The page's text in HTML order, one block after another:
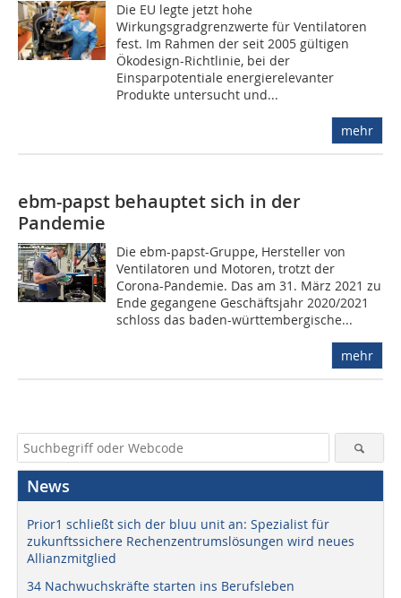
Die EU legte jetzt hohe
Wirkungsgradgrenzwerte für Ventilatoren
fest. Im Rahmen der seit 2005 gültigen
Ökodesign-Richtlinie, bei der
Einsparpotentiale energierelevanter
Produkte untersucht und...
mehr
ebm-papst behauptet sich in der
Pandemie
Die ebm-papst-Gruppe, Hersteller von
Ventilatoren und Motoren, trotzt der
Corona-Pandemie. Das am 31. März 2021 zu
Ende gegangene Geschäftsjahr 2020/2021
schloss das baden-württembergische...
mehr
News
Prior1 schließt sich der bluu unit an: Spezialist für
zukunftssichere Rechenzentrumslösungen wird neues
Allianzmitglied
34 Nachwuchskräfte starten ins Berufsleben